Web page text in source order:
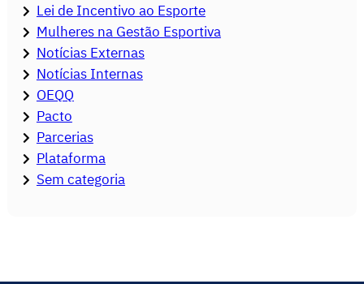
Lei de Incentivo ao Esporte
Mulheres na Gestão Esportiva
Notícias Externas
Notícias Internas
OEQQ
Pacto
Parcerias
Plataforma
Sem categoria